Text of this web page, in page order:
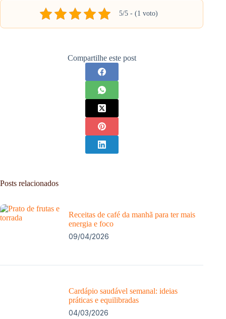
5/5 - (1 voto)
Compartilhe este post
Posts relacionados
Receitas de café da manhã para ter mais
energia e foco
09/04/2026
Cardápio saudável semanal: ideias
práticas e equilibradas
04/03/2026